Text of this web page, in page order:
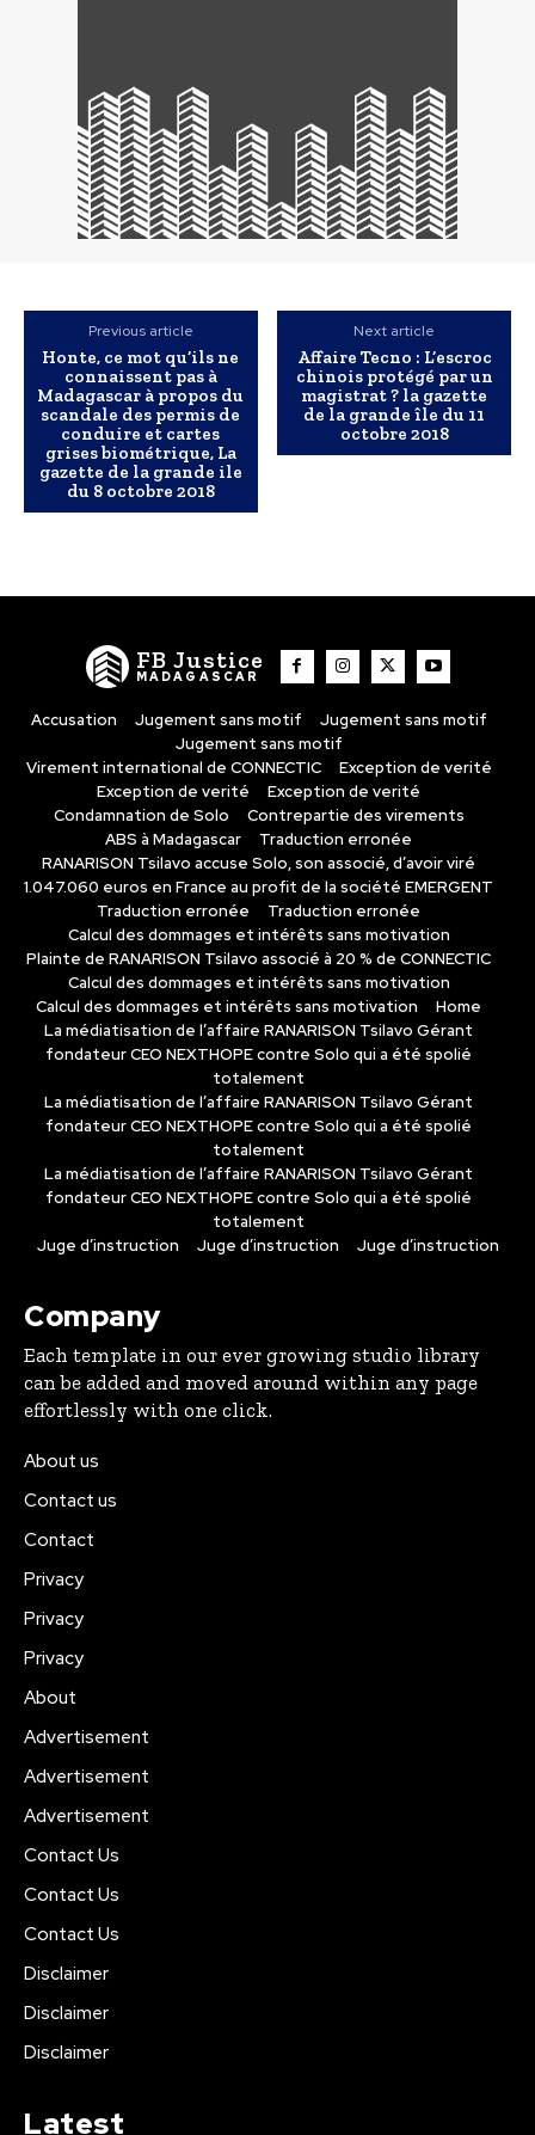
Previous article
Honte, ce mot qu’ils ne
connaissent pas à
Madagascar à propos du
scandale des permis de
conduire et cartes
grises biométrique, La
gazette de la grande ile
du 8 octobre 2018
Next article
Affaire Tecno : L’escroc
chinois protégé par un
magistrat ? la gazette
de la grande île du 11
octobre 2018
FB Justice
MADAGASCAR
Accusation Jugement sans motif
Jugement sans motif
Jugement sans motif
Virement international de CONNECTIC
Exception de verité
Exception de verité
Exception de verité
Condamnation de Solo
Contrepartie des virements
ABS à Madagascar
Traduction erronée
RANARISON Tsilavo accuse Solo, son associé, d’avoir viré
1.047.060 euros en France au profit de la société EMERGENT
Traduction erronée
Traduction erronée
Calcul des dommages et intérêts sans motivation
Plainte de RANARISON Tsilavo associé à 20 % de CONNECTIC
Calcul des dommages et intérêts sans motivation
Calcul des dommages et intérêts sans motivation
Home
La médiatisation de l’affaire RANARISON Tsilavo Gérant
fondateur CEO NEXTHOPE contre Solo qui a été spolié
totalement
La médiatisation de l’affaire RANARISON Tsilavo Gérant
fondateur CEO NEXTHOPE contre Solo qui a été spolié
totalement
La médiatisation de l’affaire RANARISON Tsilavo Gérant
fondateur CEO NEXTHOPE contre Solo qui a été spolié
totalement
Juge d’instruction
Juge d’instruction Juge d’instruction
Company
Each template in our ever growing studio library
can be added and moved around within any page
effortlessly with one click.
About us
Contact us
Contact
Privacy
Privacy
Privacy
About
Advertisement
Advertisement
Advertisement
Contact Us
Contact Us
Contact Us
Disclaimer
Disclaimer
Disclaimer
Latest